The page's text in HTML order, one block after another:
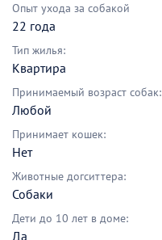
Опыт ухода за собакой
22 года
Тип жилья:
Квартира
Принимаемый возраст собак:
Любой
Принимает кошек:
Нет
Животные догситтера:
Собаки
Дети до 10 лет в доме:
Да